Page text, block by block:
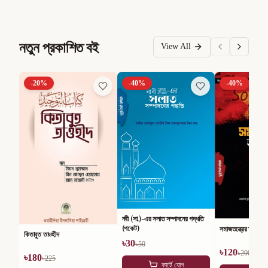
নতুন প্রকাশিত বই View All
-20%
কিতাবুত তাওহীদ
৳180৳225
-40%
নবী (সা.)-এর সলাত সম্পাদনের পদ্ধতি
(পকেট)
৳30৳50
কার্টে যোগ
-40%
সমাজতন্ত্রের অসারতা
৳120৳200